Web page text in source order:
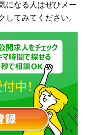
になる人はぜひメー
してみてください。